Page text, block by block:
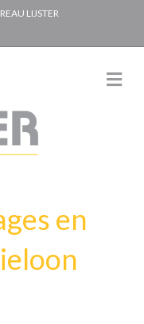
LIJSTER
M
e
en